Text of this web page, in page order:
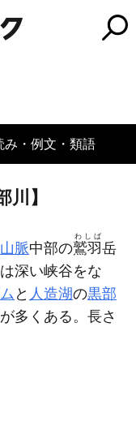
み・例文・類語
川】
脈中部の鷲羽
わしば
岳
深い峡谷をな
と 人造湖の黒部
多くある。長さ